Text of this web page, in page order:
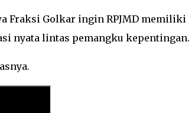
Fraksi Golkar ingin RPJMD memiliki
nyata lintas pemangku kepentingan.